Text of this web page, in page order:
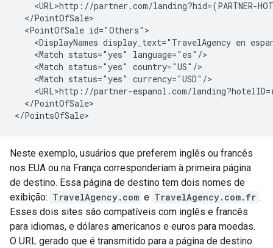
<PointOfSale
<DisplayNames display_text="TravelAgency en
<Match status="yes"
<Match status="yes"
<Match status="yes"
</PointOfSale>
Neste exemplo, usuários que preferem inglês ou francês
nos EUA ou na França corresponderiam à primeira página
de destino. Essa página de destino tem dois nomes de
exibição: TravelAgency.com e TravelAgency.com.fr .
Esses dois sites são compatíveis com inglês e francês
para idiomas, e dólares americanos e euros para moedas.
O URL gerado que é transmitido para a página de destino